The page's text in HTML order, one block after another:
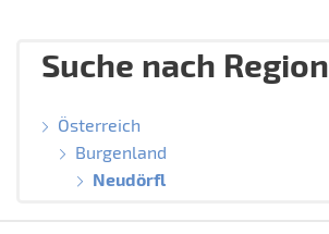
Suche nach Region
Österreich
Burgenland
Neudörfl